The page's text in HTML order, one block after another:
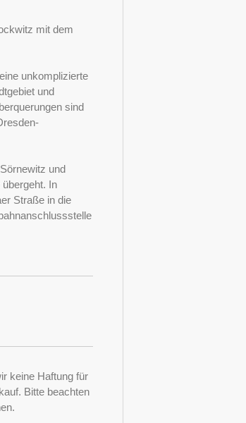
mit dem
unkomplizierte
und
sind
und
In
Straße in die
keine Haftung für
Bitte beachten